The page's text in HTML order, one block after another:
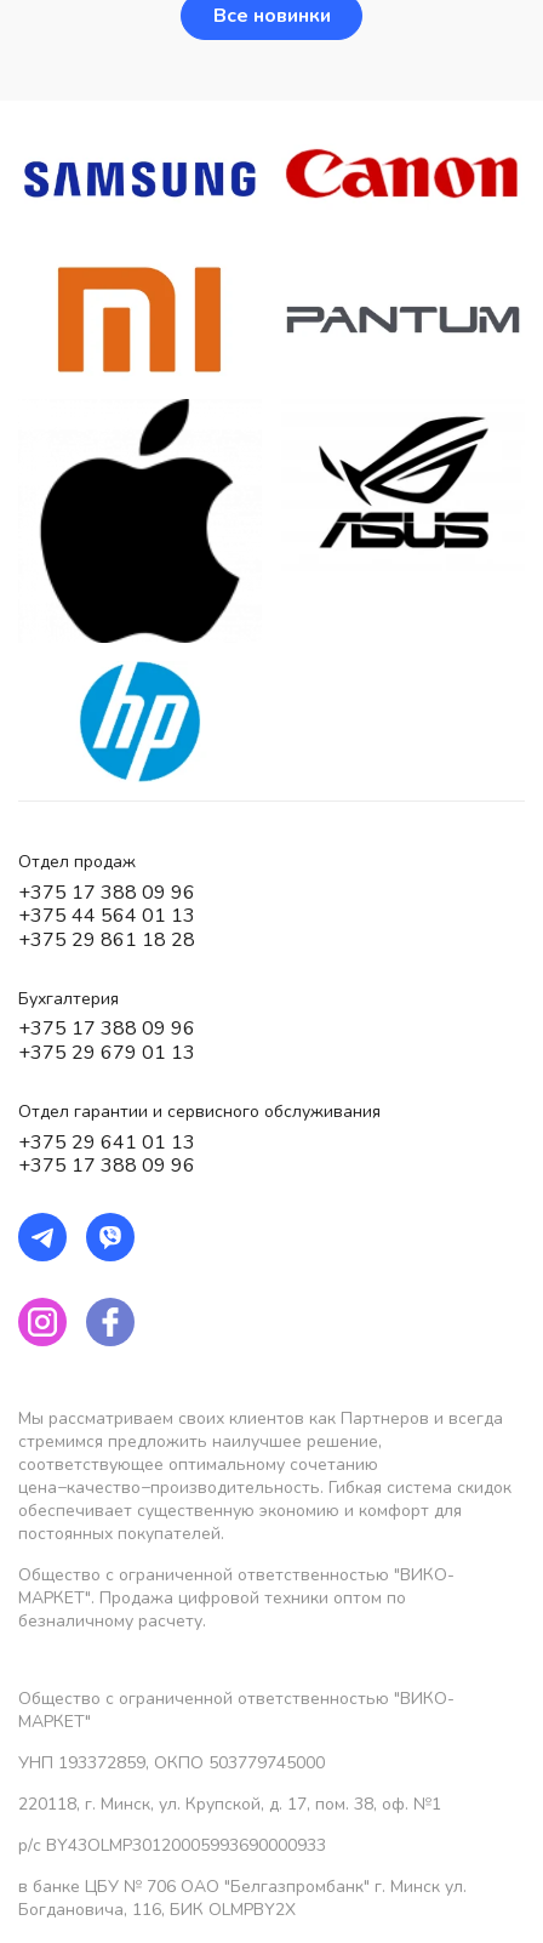
Все новинки
Отдел продаж
+375 17 388 09 96
+375 44 564 01 13
+375 29 861 18 28
Бухгалтерия
+375 17 388 09 96
+375 29 679 01 13
Отдел гарантии и сервисного обслуживания
+375 29 641 01 13
+375 17 388 09 96
Мы рассматриваем своих клиентов как Партнеров и всегда
стремимся предложить наилучшее решение,
соответствующее оптимальному сочетанию
цена−качество−производительность. Гибкая система скидок
обеспечивает существенную экономию и комфорт для
постоянных покупателей.
Общество с ограниченной ответственностью "ВИКО-
МАРКЕТ". Продажа цифровой техники оптом по
безналичному расчету.
Общество с ограниченной ответственностью "ВИКО-
МАРКЕТ"
УНП 193372859, ОКПО 503779745000
220118, г. Минск, ул. Крупской, д. 17, пом. 38, оф. №1
р/с BY43OLMP30120005993690000933
в банке ЦБУ № 706 ОАО "Белгазпромбанк" г. Минск ул.
Богдановича, 116, БИК OLMPBY2X